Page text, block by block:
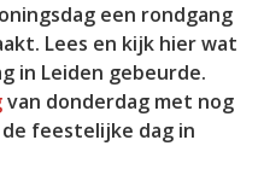
een rondgang
Lees en kijk hier wat
in Leiden gebeurde.
van donderdag met nog
feestelijke dag in